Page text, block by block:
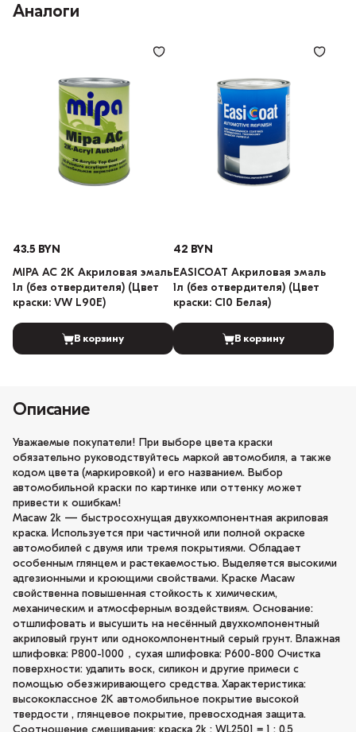
Аналоги
43.5 BYN
MIPA AC 2K Акриловая эмаль
1л (без отвердителя) (Цвет
краски: VW L90E)
В корзину
42 BYN
EASICOAT Акриловая эмаль
1л (без отвердителя) (Цвет
краски: C10 Белая)
В корзину
Описание
Уважаемые покупатели! При выборе цвета краски
обязательно руководствуйтесь маркой автомобиля, а также
кодом цвета (маркировкой) и его названием. Выбор
автомобильной краски по картинке или оттенку может
привести к ошибкам!
Macaw 2k — быстросохнущая двухкомпонентная акриловая
краска. Используется при частичной или полной окраске
автомобилей с двумя или тремя покрытиями. Обладает
особенным глянцем и растекаемостью. Выделяется высокими
адгезионными и кроющими свойствами. Краске Macaw
свойственна повышенная стойкость к химическим,
механическим и атмосферным воздействиям. Основание:
отшлифовать и высушить на несённый двухкомпонентный
акриловый грунт или однокомпонентный серый грунт. Влажная
шлифовка: P800-1000，сухая шлифовка: P600-800 Очистка
поверхности: удалить воск, силикон и другие примеси с
помощью обезжиривающего средства. Характеристика:
высококлассное 2K автомобильное покрытие высокой
твердости , глянцевое покрытие, превосходная защита.